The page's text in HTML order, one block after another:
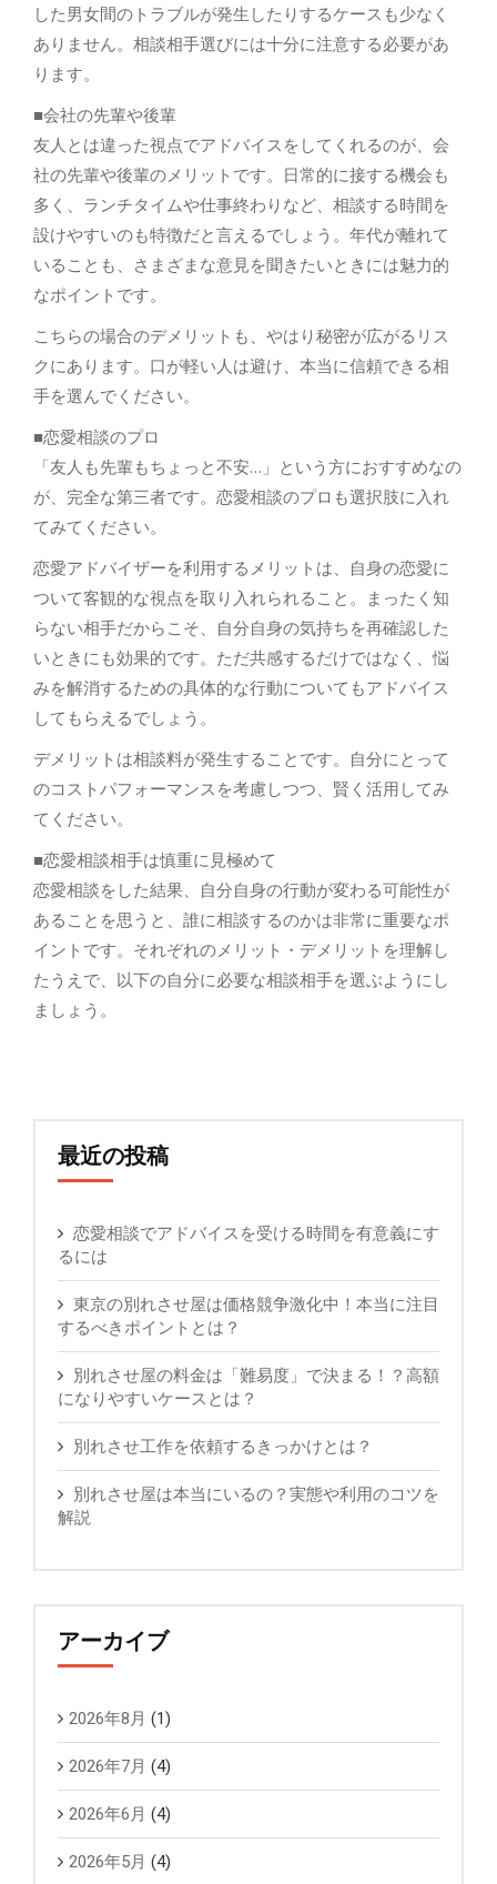
した男女間のトラブルが発生したりするケースも少なく
ありません。相談相手選びには十分に注意する必要があ
ります。
■会社の先輩や後輩
友人とは違った視点でアドバイスをしてくれるのが、会
社の先輩や後輩のメリットです。日常的に接する機会も
多く、ランチタイムや仕事終わりなど、相談する時間を
設けやすいのも特徴だと言えるでしょう。年代が離れて
いることも、さまざまな意見を聞きたいときには魅力的
なポイントです。
こちらの場合のデメリットも、やはり秘密が広がるリス
クにあります。口が軽い人は避け、本当に信頼できる相
手を選んでください。
■恋愛相談のプロ
「友人も先輩もちょっと不安…」という方におすすめなの
が、完全な第三者です。恋愛相談のプロも選択肢に入れ
てみてください。
恋愛アドバイザーを利用するメリットは、自身の恋愛に
ついて客観的な視点を取り入れられること。まったく知
らない相手だからこそ、自分自身の気持ちを再確認した
いときにも効果的です。ただ共感するだけではなく、悩
みを解消するための具体的な行動についてもアドバイス
してもらえるでしょう。
デメリットは相談料が発生することです。自分にとって
のコストパフォーマンスを考慮しつつ、賢く活用してみ
てください。
■恋愛相談相手は慎重に見極めて
恋愛相談をした結果、自分自身の行動が変わる可能性が
あることを思うと、誰に相談するのかは非常に重要なポ
イントです。それぞれのメリット・デメリットを理解し
たうえで、以下の自分に必要な相談相手を選ぶようにし
ましょう。
最近の投稿
恋愛相談でアドバイスを受ける時間を有意義にす
るには
東京の別れさせ屋は価格競争激化中！本当に注目
するべきポイントとは？
別れさせ屋の料金は「難易度」で決まる！？高額
になりやすいケースとは？
別れさせ工作を依頼するきっかけとは？
別れさせ屋は本当にいるの？実態や利用のコツを
解説
アーカイブ
2026年8月 (1)
2026年7月 (4)
2026年6月 (4)
2026年5月 (4)